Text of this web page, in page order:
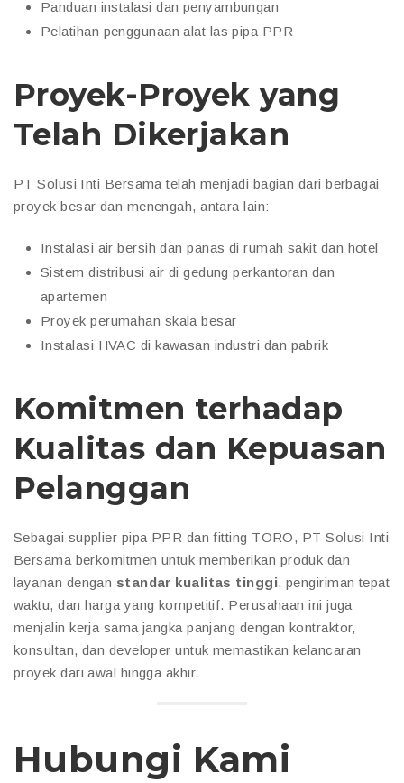
Panduan instalasi dan penyambungan
Pelatihan penggunaan alat las pipa PPR
Proyek-Proyek yang
Telah Dikerjakan
PT Solusi Inti Bersama telah menjadi bagian dari berbagai
proyek besar dan menengah, antara lain:
Instalasi air bersih dan panas di rumah sakit dan hotel
Sistem distribusi air di gedung perkantoran dan
apartemen
Proyek perumahan skala besar
Instalasi HVAC di kawasan industri dan pabrik
Komitmen terhadap
Kualitas dan Kepuasan
Pelanggan
Sebagai supplier pipa PPR dan fitting TORO, PT Solusi Inti
Bersama berkomitmen untuk memberikan produk dan
layanan dengan standar kualitas tinggi, pengiriman tepat
waktu, dan harga yang kompetitif. Perusahaan ini juga
menjalin kerja sama jangka panjang dengan kontraktor,
konsultan, dan developer untuk memastikan kelancaran
proyek dari awal hingga akhir.
Hubungi Kami